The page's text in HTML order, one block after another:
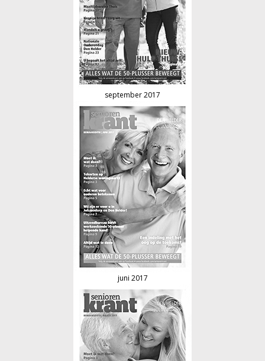
september 2017
juni 2017